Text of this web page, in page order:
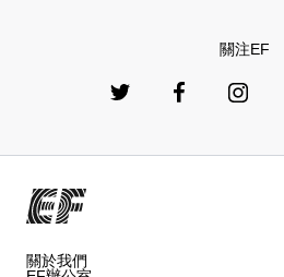
關注EF
關於我們